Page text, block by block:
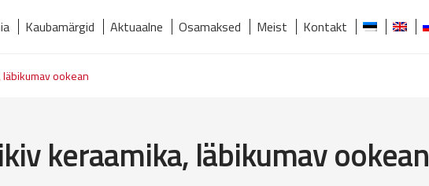
Kaubamärgid Aktuaalne Osamaksed Meist Kontakt
läbikumav ookean
keraamika, läbikumav ookean